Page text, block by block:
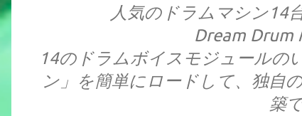
人気のドラムマシン14
Dream Drum
14のドラムボイスモジュールの
ン」を簡単にロードして、独自
築